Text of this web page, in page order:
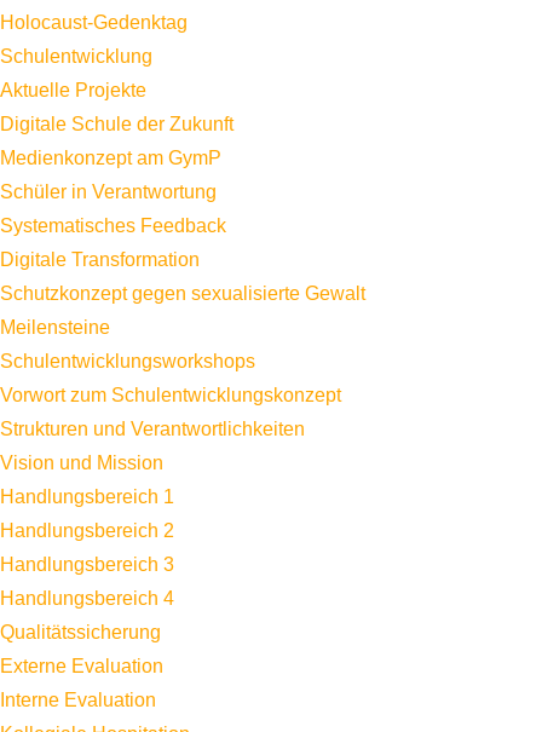
Holocaust-Gedenktag
Schulentwicklung
Aktuelle Projekte
Digitale Schule der Zukunft
Medienkonzept am GymP
Schüler in Verantwortung
Systematisches Feedback
Digitale Transformation
Schutzkonzept gegen sexualisierte Gewalt
Meilensteine
Schulentwicklungsworkshops
Vorwort zum Schulentwicklungskonzept
Strukturen und Verantwortlichkeiten
Vision und Mission
Handlungsbereich 1
Handlungsbereich 2
Handlungsbereich 3
Handlungsbereich 4
Qualitätssicherung
Externe Evaluation
Interne Evaluation